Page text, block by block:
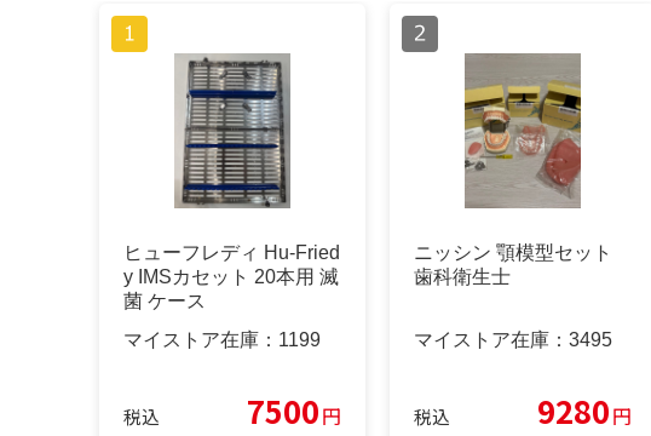
ヒューフレディ Hu-Fried
y IMSカセット 20本用 滅
菌 ケース
マイストア在庫： 1199
税込 7500円
ニッシン 顎模型セット
歯科衛生士
マイストア在庫： 3495
税込 9280円